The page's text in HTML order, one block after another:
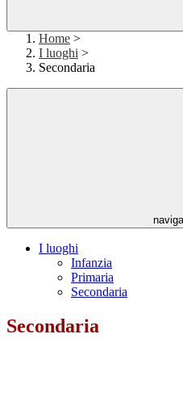
Home >
I luoghi >
Secondaria
I luoghi
Infanzia
Primaria
Secondaria
Secondaria